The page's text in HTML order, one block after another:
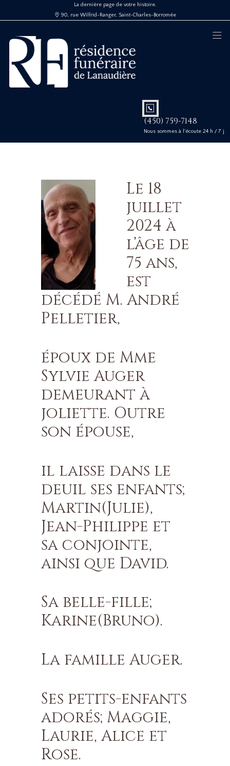
La dernière page de votre histoire.
90, rue Wilfrid-Ranger, Saint-Charles-Borromée
(450) 759-7148
Nous sommes à l'écoute 24 h / 7 j
Le 18
juillet
2024 à
l’âge de
75 ans,
est
décédé M. André
Pelletier,
époux de Mme
Sylvie Auger
demeurant à
joliette. Outre
son épouse,
il laisse dans le
deuil ses enfants;
Martin(Julie),
Jean-Philippe et
sa conjointe,
ainsi que David.
Sa belle-fille;
Karine(Bruno).
La famille Auger.
Ses petits-enfants
adorés; Maggie,
Laurie, Alice et
Rose.